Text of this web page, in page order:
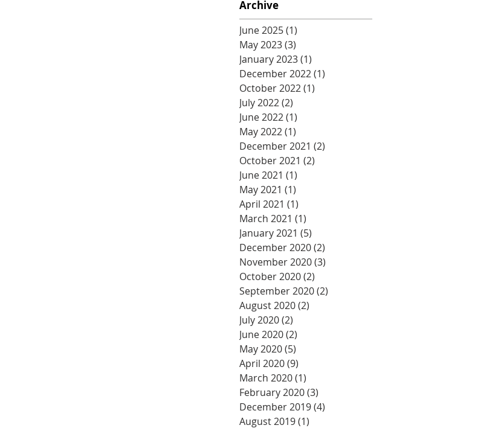
Archive
June 2025(1)
May 2023(3)
January 2023(1)
December 2022(1)
October 2022(1)
July 2022(2)
June 2022(1)
May 2022(1)
December 2021 (2)
October 2021 (2)
June 2021 (1)
May 2021 (1)
April 2021 (1)
March 2021 (1)
January 2021 (5)
December 2020(2)
November 2020(3)
October 2020(2)
September 2020(2)
August 2020(2)
July 2020(2)
June 2020(2)
May 2020(5)
April 2020(9)
March 2020(1)
February 2020(3)
December 2019(4)
August 2019(1)